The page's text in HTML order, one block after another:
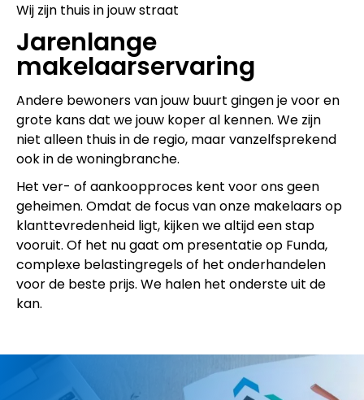
Wij zijn thuis in jouw straat
Jarenlange
makelaarservaring
Andere bewoners van jouw buurt gingen je voor en
grote kans dat we jouw koper al kennen. We zijn
niet alleen thuis in de regio, maar vanzelfsprekend
ook in de woningbranche.
Het ver- of aankoopproces kent voor ons geen
geheimen. Omdat de focus van onze makelaars op
klanttevredenheid ligt, kijken we altijd een stap
vooruit. Of het nu gaat om presentatie op Funda,
complexe belastingregels of het onderhandelen
voor de beste prijs. We halen het onderste uit de
kan.